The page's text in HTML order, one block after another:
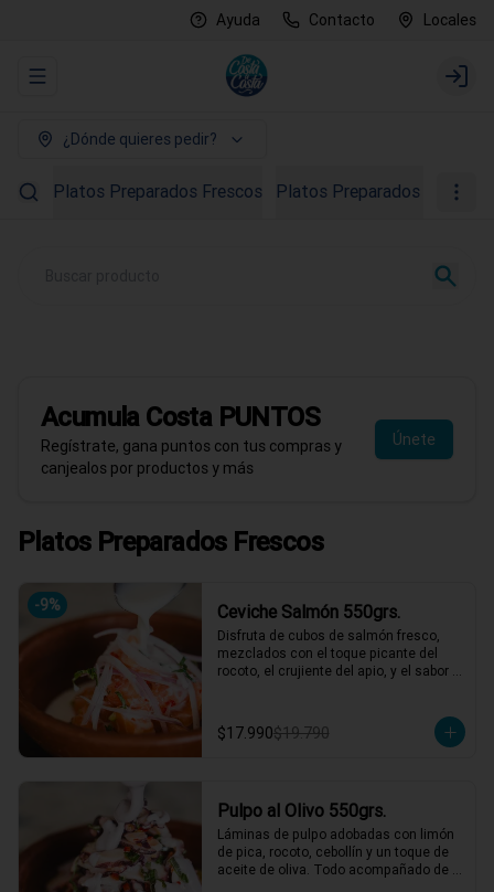
Ayuda Contacto Locales
Abrir menu de navegación Login
¿Dónde quieres pedir?
Platos Preparados Frescos Platos Preparados
Pedir ahora
Acumula Costa PUNTOS
Regístrate, gana puntos con tus compras y
canjealos por productos y más
Únete
Platos Preparados Frescos
-9% Ceviche Salmón 550grs.
Disfruta de cubos de salmón fresco,
mezclados con el toque picante del
rocoto, el crujiente del apio, y el sabor
nuestra leche de tigre, que le da ese
punch perfecto. ¡Ideal para esos
hasta 4 picotean!
*El peso neto corresponde al producto
en su presentación completa, salsas o
acompañamientos incluidos.
$17.990$19.790
Pulpo al Olivo 550grs.
Láminas de pulpo adobadas con limón
de pica, rocoto, cebollín y un toque de
aceite de oliva. Todo acompañado de